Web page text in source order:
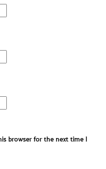
browser for the next time I